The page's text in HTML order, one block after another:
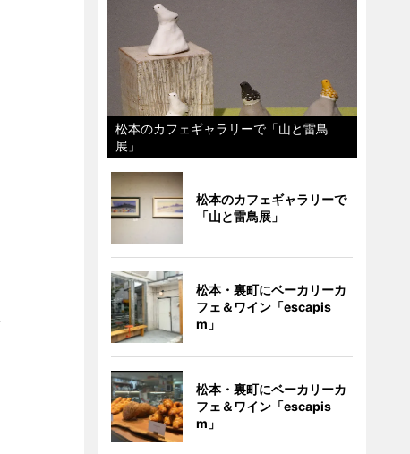
松本のカフェギャラリーで「山と雷鳥
展」
松本のカフェギャラリーで
「山と雷鳥展」
松本・裏町にベーカリーカ
フェ＆ワイン「escapis
m」
松本・裏町にベーカリーカ
フェ＆ワイン「escapis
m」